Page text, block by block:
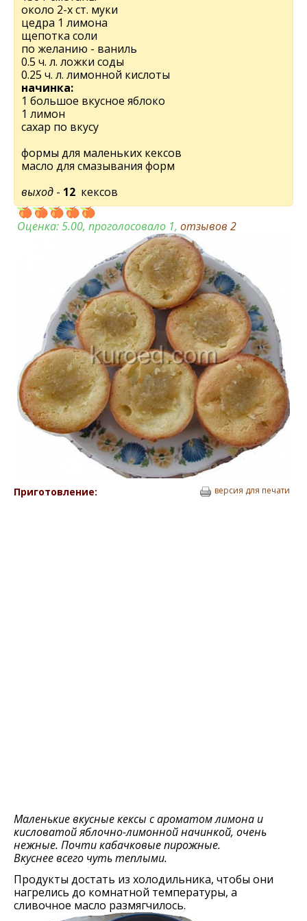
около 2-х ст. муки
цедра 1 лимона
щепотка соли
по желанию - ваниль
0.5 ч. л. ложки соды
0.25 ч. л. лимонной кислоты
начинка:
1 большое вкусное яблоко
1 лимон
сахар по вкусу
формы для маленьких кексов
масло для смазывания форм
выход - 12 кексов
Оценка:5.00, проголосовало 1, отзывов 2
Приготовление: версия для печати
Маленькие вкусные кексы с ароматом лимона и
кисловатой яблочно-лимонной начинкой, очень
нежные. Почти кабачковые пирожные.
Вкуснее всего чуть теплыми.
Продукты достать из холодильника, чтобы они
нагрелись до комнатной температуры, а
сливочное масло размягчилось.